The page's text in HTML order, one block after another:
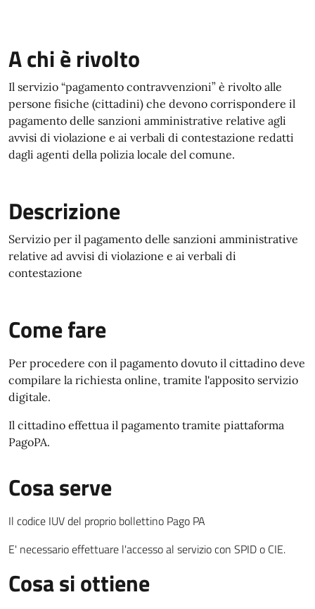
A chi è rivolto
Il servizio “pagamento contravvenzioni” è rivolto alle
persone fisiche (cittadini) che devono corrispondere il
pagamento delle sanzioni amministrative relative agli
avvisi di violazione e ai verbali di contestazione redatti
dagli agenti della polizia locale del comune.
Descrizione
Servizio per il pagamento delle sanzioni amministrative
relative ad avvisi di violazione e ai verbali di
contestazione
Come fare
Per procedere con il pagamento dovuto il cittadino deve
compilare la richiesta online, tramite l'apposito servizio
digitale.
Il cittadino effettua il pagamento tramite piattaforma
PagoPA.
Cosa serve
Il codice IUV del proprio bollettino Pago PA
E' necessario effettuare l'accesso al servizio con SPID o CIE.
Cosa si ottiene